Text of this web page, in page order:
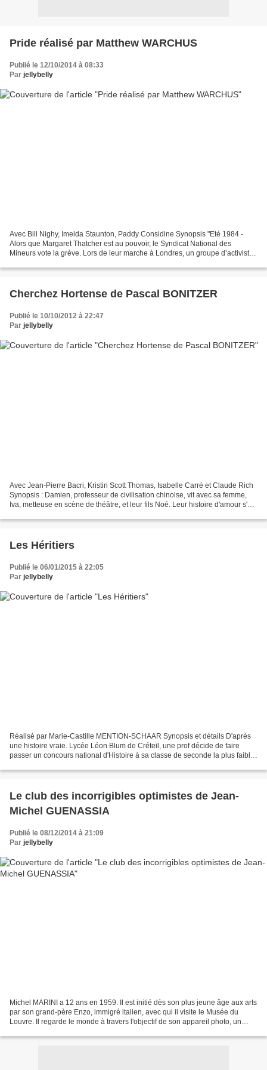
Pride réalisé par Matthew WARCHUS
Publié le 12/10/2014 à 08:33
Par jellybelly
Avec Bill Nighy, Imelda Staunton, Paddy Considine Synopsis "Eté 1984 -
Alors que Margaret Thatcher est au pouvoir, le Syndicat National des
Mineurs vote la grève. Lors de leur marche à Londres, un groupe d’activistes
Cherchez Hortense de Pascal BONITZER
Publié le 10/10/2012 à 22:47
Par jellybelly
Avec Jean-Pierre Bacri, Kristin Scott Thomas, Isabelle Carré et Claude Rich
Synopsis : Damien, professeur de civilisation chinoise, vit avec sa femme,
Iva, metteuse en scène de théâtre, et leur fils Noé. Leur histoire d'amour s'est
Les Héritiers
Publié le 06/01/2015 à 22:05
Par jellybelly
Réalisé par Marie-Castille MENTION-SCHAAR Synopsis et détails D'après
une histoire vraie. Lycée Léon Blum de Créteil, une prof décide de faire
passer un concours national d'Histoire à sa classe de seconde la plus faible.
Le club des incorrigibles optimistes de Jean-
Michel GUENASSIA
Publié le 08/12/2014 à 21:09
Par jellybelly
Michel MARINI a 12 ans en 1959. Il est initié dès son plus jeune âge aux arts
par son grand-père Enzo, immigré italien, avec qui il visite le Musée du
Louvre. Il regarde le monde à travers l'objectif de son appareil photo, un